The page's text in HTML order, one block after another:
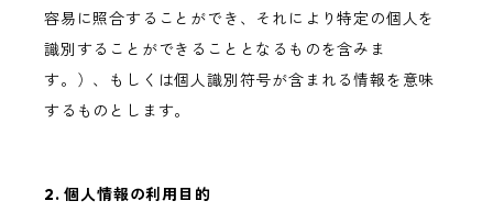
容易に照合することができ、それにより特定の個人を
識別することができることとなるものを含みま
す。）、もしくは個人識別符号が含まれる情報を意味
するものとします。
2. 個人情報の利用目的